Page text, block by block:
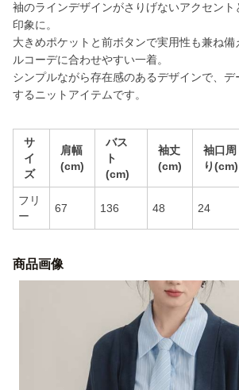
袖のラインデザインがさりげないアクセン
印象に。
大きめポケットと前ボタンで実用性も兼ね備
ルコーデに合わせやすい一着。
シンプルながら存在感のあるデザインで、デ
するニットアイテムです。
サ
イ
ズ
肩幅
(cm)
バス
ト
(cm)
袖丈
(cm)
袖口周
り(cm)
フリ
ー
67 136 48 24
商品画像